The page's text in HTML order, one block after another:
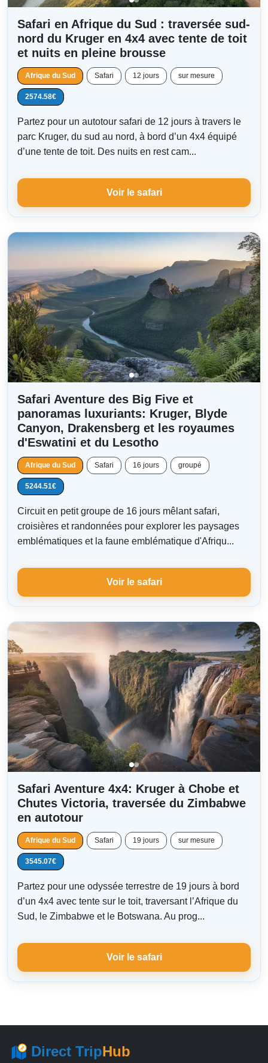
Safari en Afrique du Sud : traversée sud-
nord du Kruger en 4x4 avec tente de toit
et nuits en pleine brousse
Afrique du Sud Safari 12 jours sur mesure
2574.58€
Partez pour un autotour safari de 12 jours à travers le
parc Kruger, du sud au nord, à bord d’un 4x4 équipé
d’une tente de toit. Des nuits en rest cam...
Voir le safari
Safari Aventure des Big Five et
panoramas luxuriants: Kruger, Blyde
Canyon, Drakensberg et les royaumes
d'Eswatini et du Lesotho
Afrique du Sud Safari 16 jours groupé
5244.51€
Circuit en petit groupe de 16 jours mêlant safari,
croisières et randonnées pour explorer les paysages
emblématiques et la faune emblématique d'Afriqu...
Voir le safari
Safari Aventure 4x4: Kruger à Chobe et
Chutes Victoria, traversée du Zimbabwe
en autotour
Afrique du Sud Safari 19 jours sur mesure
3545.07€
Partez pour une odyssée terrestre de 19 jours à bord
d’un 4x4 avec tente sur le toit, traversant l’Afrique du
Sud, le Zimbabwe et le Botswana. Au prog...
Voir le safari
Direct TripHub